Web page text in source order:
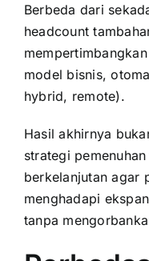
Berbeda dari
headcount
model bisnis,
hybrid, remote).
Hasil akhirnya
strategi
berkelanjutan agar
menghadapi
tanpa